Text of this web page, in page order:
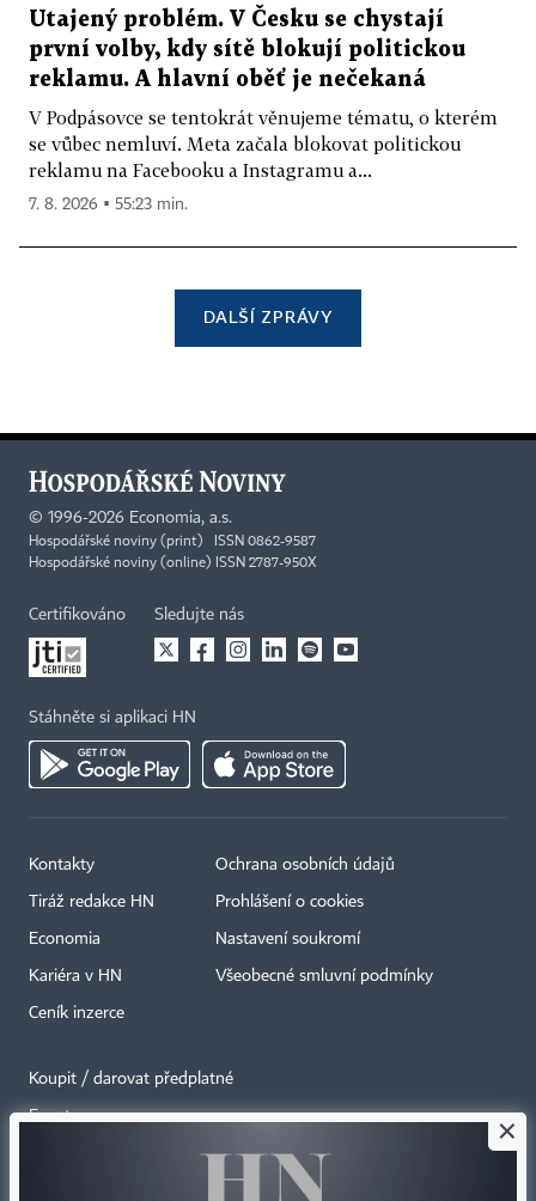
Utajený problém. V Česku se chystají
první volby, kdy sítě blokují politickou
reklamu. A hlavní oběť je nečekaná
V Podpásovce se tentokrát věnujeme tématu, o kterém
se vůbec nemluví. Meta začala blokovat politickou
reklamu na Facebooku a Instagramu a...
7. 8. 2026 ▪ 55:23 min.
DALŠÍ ZPRÁVY
© 1996-2026 Economia, a.s.
Hospodářské noviny (print) ISSN 0862-9587
Hospodářské noviny (online) ISSN 2787-950X
Certifikováno Sledujte nás
Stáhněte si aplikaci HN
Kontakty
Tiráž redakce HN
Economia
Kariéra v HN
Ceník inzerce
Ochrana osobních údajů
Prohlášení o cookies
Nastavení soukromí
Všeobecné smluvní podmínky
Koupit / darovat předplatné
Eventy ×